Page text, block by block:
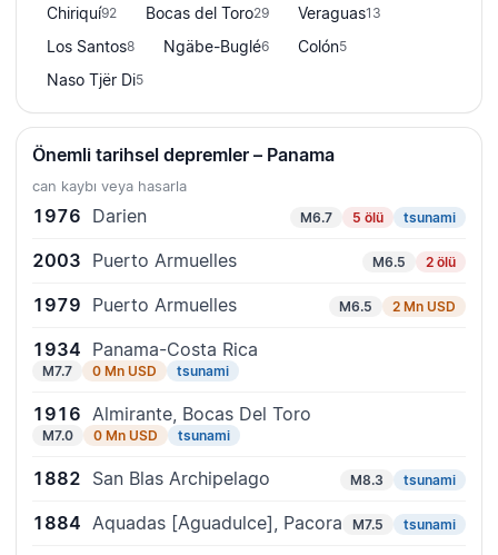
Chiriquí92 Bocas del Toro29 Veraguas13
Los Santos8 Ngäbe-Buglé6 Colón5
Naso Tjër Di5
Önemli tarihsel depremler – Panama
can kaybı veya hasarla
1976 Darien M6.7 5 ölü tsunami
2003 Puerto Armuelles M6.5 2 ölü
1979 Puerto Armuelles M6.5 2 Mn USD
1934 Panama-Costa Rica
M7.7 0 Mn USD tsunami
1916 Almirante, Bocas Del Toro
M7.0 0 Mn USD tsunami
1882 San Blas Archipelago M8.3 tsunami
1884 Aquadas [Aguadulce], Pacora M7.5 tsunami